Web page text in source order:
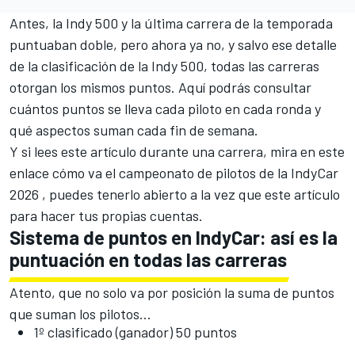
Antes, la Indy 500 y la última carrera de la temporada
puntuaban doble, pero ahora ya no, y salvo ese detalle
de la clasificación de la Indy 500, todas las carreras
otorgan los mismos puntos. Aquí podrás consultar
cuántos puntos se lleva cada piloto en cada ronda y
qué aspectos suman cada fin de semana.
Y si lees este artículo durante una carrera, mira en este
enlace cómo va el campeonato de pilotos de la IndyCar
2026 , puedes tenerlo abierto a la vez que este artículo
para hacer tus propias cuentas.
Sistema de puntos en IndyCar: así es la
puntuación en todas las carreras
Atento, que no solo va por posición la suma de puntos
que suman los pilotos...
1º clasificado (ganador) 50 puntos